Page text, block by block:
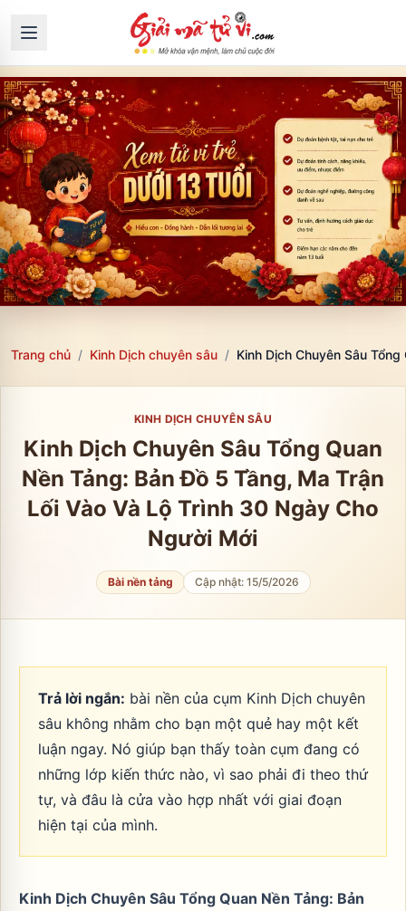
Trang chủ / Kinh Dịch chuyên sâu / Kinh Dịch Chuyên Sâu
KINH DỊCH CHUYÊN SÂU
Kinh Dịch Chuyên Sâu Tổng Quan
Nền Tảng: Bản Đồ 5 Tầng, Ma Trận
Lối Vào Và Lộ Trình 30 Ngày Cho
Người Mới
Bài nền tảng Cập nhật: 15/5/2026
Trả lời ngắn: bài nền của cụm Kinh Dịch chuyên
sâu không nhằm cho bạn một quẻ hay một kết
luận ngay. Nó giúp bạn thấy toàn cụm đang có
những lớp kiến thức nào, vì sao phải đi theo thứ
tự, và đâu là cửa vào hợp nhất với giai đoạn
hiện tại của mình.
Kinh Dịch Chuyên Sâu Tổng Quan Nền Tảng: Bản